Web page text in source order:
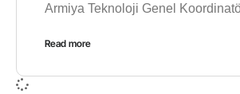
Armiya Teknoloji Genel
Read more